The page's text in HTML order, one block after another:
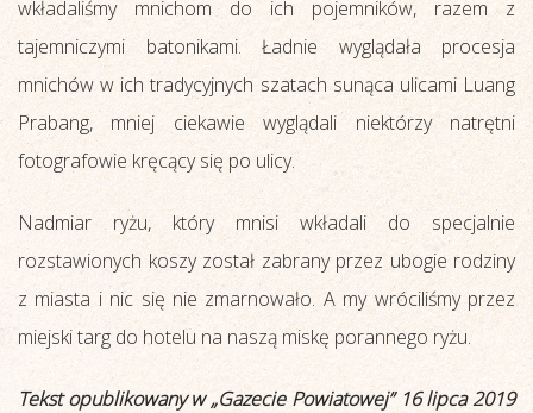
wkładaliśmy mnichom do ich pojemników, razem z
tajemniczymi batonikami. Ładnie wyglądała procesja
mnichów w ich tradycyjnych szatach sunąca ulicami Luang
Prabang, mniej ciekawie wyglądali niektórzy natrętni
fotografowie kręcący się po ulicy.
Nadmiar ryżu, który mnisi wkładali do specjalnie
rozstawionych koszy został zabrany przez ubogie rodziny
z miasta i nic się nie zmarnowało. A my wróciliśmy przez
miejski targ do hotelu na naszą miskę porannego ryżu.
Tekst opublikowany w „Gazecie Powiatowej” 16 lipca 2019